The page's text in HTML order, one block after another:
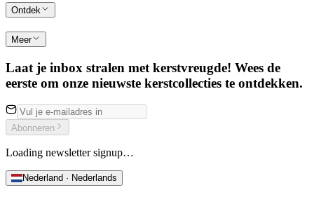
Ontdek
Meer
Laat je inbox stralen met kerstvreugde! Wees de
eerste om onze nieuwste kerstcollecties te ontdekken.
Abonneren
Loading newsletter signup…
Nederland · Nederlands